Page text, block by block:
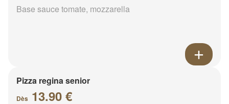
Base sauce tomate, mozzarella
Pizza regina senior
Dès 13.90 €